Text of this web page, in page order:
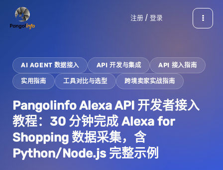
注册 / 登录
AI AGENT 数据接入 API 开发与集成 API 接入指南
实用指南 工具对比与选型 跨境卖家实战指南
Pangolinfo Alexa API 开发者接入
教程：30 分钟完成 Alexa for
Shopping 数据采集，含
Python/Node.js 完整示例